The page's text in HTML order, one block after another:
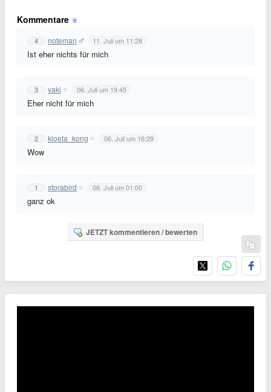
Kommentare
4 noteman 11. Juli um 11:28
Ist eher nichts für mich
3 yaki 06. Juli um 19:45
Eher nicht für mich
2 kloeta_kong 06. Juli um 16:29
Wow
1 storabird 06. Juli um 01:00
ganz ok
JETZT kommentieren / bewerten